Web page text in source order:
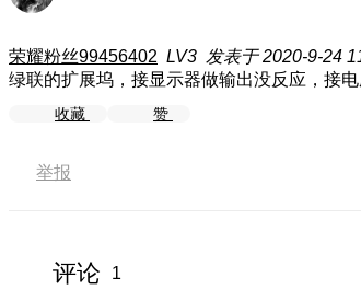
荣耀粉丝99456402 LV3 发表于 2020-9-24
绿联的扩展坞，接显示器做输出没反应，接
收藏 赞
举报
评论 1